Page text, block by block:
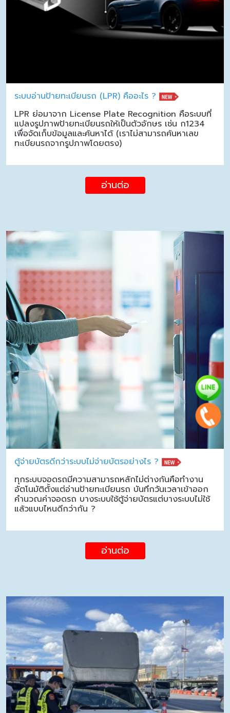
ระบบอ่านป้ายทะเบียนรถ (LPR) คืออะไร ?
LPR ย่อมาจาก License Plate Recognition คือระบบที่
แปลงรูปภาพป้ายทะเบียนรถให้เป็นตัวอักษร เช่น ก1234
เพื่อจัดเก็บข้อมูลและค้นหาได้ (เราไม่สามารถค้นหาเลข
ทะเบียนรถจากรูปภาพโดยตรง)
อ่านต่อ
ตู้จ่ายบัตรดีกว่าระบบไม่จ่ายบัตรอย่างไร ?
ทุกระบบจอดรถมีความสามารถหลักไม่ต่างกันคือทำงาน
อัตโนมัติตั้งแต่อ่านป้ายทะเบียนรถ บันทึกวันเวลาเข้าออก
คำนวณค่าจอดรถ บางระบบใช้ตู้จ่ายบัตรแต่บางระบบไม่ใช้
แล้วแบบไหนดีกว่ากัน ?
อ่านต่อ